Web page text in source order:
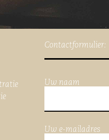
Contactformulier:
Uw naam
Uw e-mailadres